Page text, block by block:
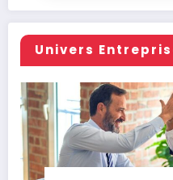
Univers